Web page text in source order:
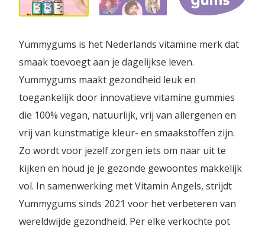
Yummygums is het Nederlands vitamine merk dat
smaak toevoegt aan je dagelijkse leven.
Yummygums maakt gezondheid leuk en
toegankelijk door innovatieve vitamine gummies
die 100% vegan, natuurlijk, vrij van allergenen en
vrij van kunstmatige kleur- en smaakstoffen zijn.
Zo wordt voor jezelf zorgen iets om naar uit te
kijken en houd je je gezonde gewoontes makkelijk
vol. In samenwerking met Vitamin Angels, strijdt
Yummygums sinds 2021 voor het verbeteren van
wereldwijde gezondheid. Per elke verkochte pot